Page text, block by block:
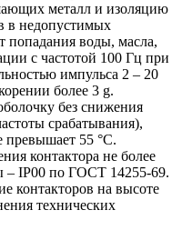
металл и изоляцию
в недопустимых
попадания воды, масла,
с частотой 100 Гц при
импульса 2 – 20
более 3 g.
без снижения
срабатывания),
превышает 55 °С.
контактора не более
– IР00 по ГОСТ 14255-69.
контакторов на высоте
технических